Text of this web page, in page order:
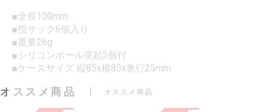
■全長100mm
■指サック6個入り
■重量26g
■シリコンボール突起2個付
■ケースサイズ 縦85x横85x奥行25mm
オススメ商品 オススメ商品